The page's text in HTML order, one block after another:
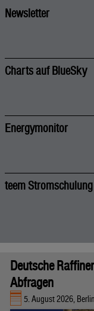
Newsletter
Charts auf BlueSky
Energymonitor
teem Stromschulung
Deutsche
Abfragen
5. August 2026, Berlin